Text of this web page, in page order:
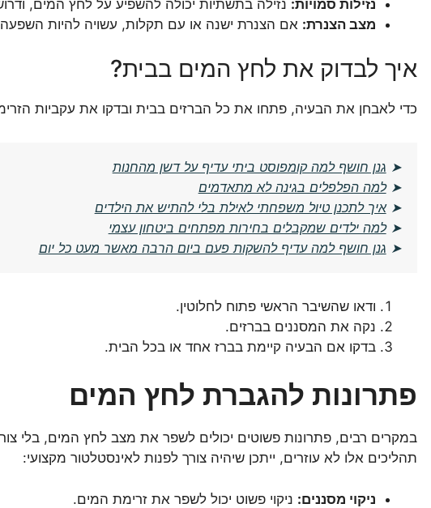
נזילות סמויות: נזילה בתשתיות יכולה להשפיע על לחץ המים,
מצב הצנרת: אם הצנרת ישנה או עם תקלות, עשויה להיות
איך לבדוק את לחץ המים בבית?
כדי לאבחן את הבעיה, פתחו את כל הברזים בבית ובדקו את עקביות
➤ גנן חושף למה קומפוסט ביתי עדיף על דשן מהחנות
➤למה הפלפלים בגינה לא מתאדמים
➤איך לתכנן טיול משפחתי לאילת בלי להתיש את הילדים
➤למה ילדים שמקבלים בחירות מפתחים ביטחון עצמי
➤ גנן חושף למה עדיף להשקות פעם ביום הרבה מאשר מעט כל יום
ודאו שהשיבר הראשי פתוח לחלוטין.
נקה את המסננים בברזים.
בדקו אם הבעיה קיימת בברז אחד או בכל הבית.
פתרונות להגברת לחץ המים
במקרים רבים, פתרונות פשוטים יכולים לשפר את מצב לחץ המים, בלי
תהליכים אלו לא עוזרים, ייתכן שיהיה צורך לפנות לאינסטלטור מקצועי:
ניקוי מסננים: ניקוי פשוט יכול לשפר את זרימת המים.